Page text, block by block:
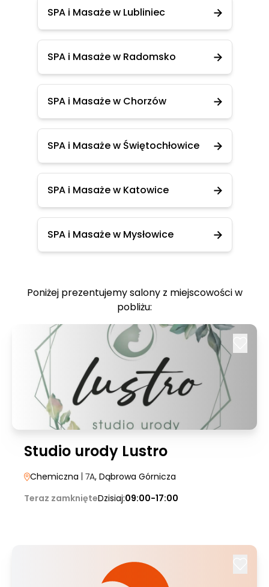
SPA i Masaże w Lubliniec
SPA i Masaże w Radomsko
SPA i Masaże w Chorzów
SPA i Masaże w Świętochłowice
SPA i Masaże w Katowice
SPA i Masaże w Mysłowice
Poniżej prezentujemy salony z miejscowości w
pobliżu:
Studio urody Lustro
Chemiczna | 7A, Dąbrowa Górnicza
Teraz zamknięteDzisiaj:09:00-17:00